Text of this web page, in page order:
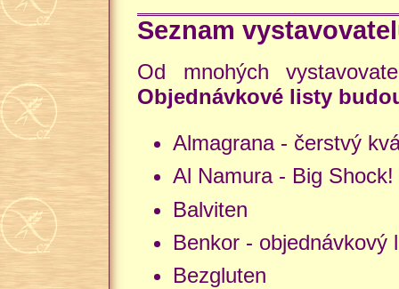
Seznam
Od mnohých
Objednávkové listy
Almagrana - čerstvý
Al Namura - Big Shock!
Balviten
Benkor - objednávkový
Bezgluten